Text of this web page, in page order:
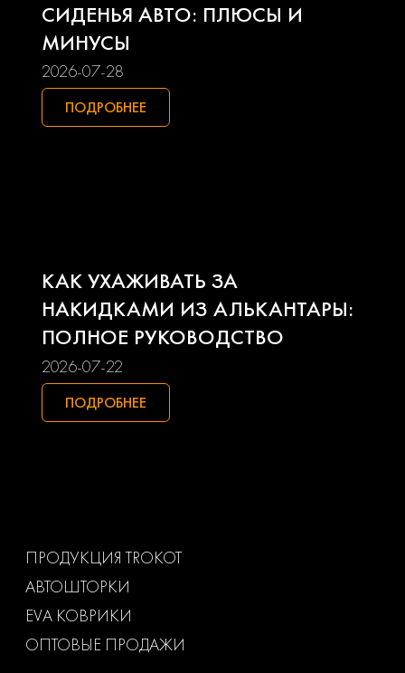
Lifan Mazda
Mitsubishi
Seat Skoda
Smart Ssangyong
Subaru
Маз
СИДЕНЬЯ АВТО: ПЛЮСЫ И
МИНУСЫ
2026-07-28
ПОДРОБНЕЕ
КАК УХАЖИВАТЬ ЗА
НАКИДКАМИ ИЗ АЛЬКАНТАРЫ:
ПОЛНОЕ РУКОВОДСТВО
2026-07-22
ПОДРОБНЕЕ
ПРОДУКЦИЯ TROKOT
АВТОШТОРКИ
EVA КОВРИКИ
ОПТОВЫЕ ПРОДАЖИ